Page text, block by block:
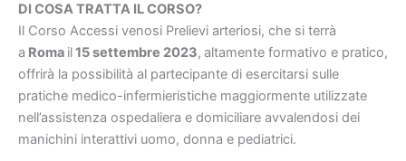
DI COSA TRATTA IL CORSO?
Il Corso Accessi venosi Prelievi arteriosi, che si terrà
a Roma il15 settembre 2023, altamente formativo e pratico,
offrirà la possibilità al partecipante di esercitarsi sulle
pratiche medico-infermieristiche maggiormente utilizzate
nell’assistenza ospedaliera e domiciliare avvalendosi dei
manichini interattivi uomo, donna e pediatrici.